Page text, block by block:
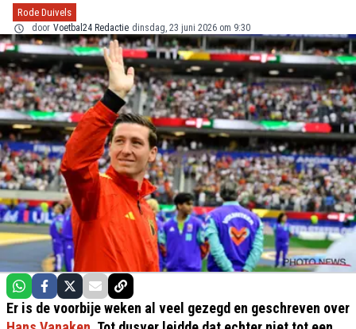
Rode Duivels
door Voetbal24 Redactie dinsdag, 23 juni 2026 om 9:30
Er is de voorbije weken al veel gezegd en geschreven over